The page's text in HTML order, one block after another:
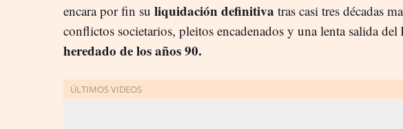
encara por fin su liquidación definitiva tras casi tres décadas
conflictos societarios, pleitos encadenados y una lenta salida del
heredado de los años 90.